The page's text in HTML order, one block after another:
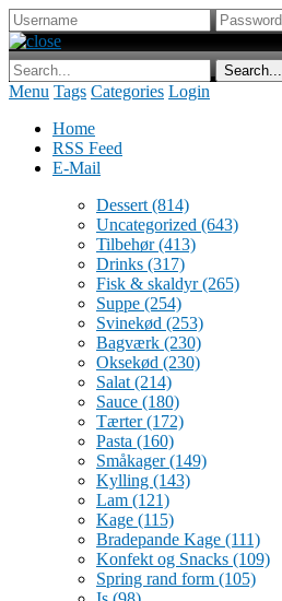
Menu Tags Categories Login
Home
RSS Feed
E-Mail
Dessert (814)
Uncategorized (643)
Tilbehør(413)
Drinks (317)
Fisk & skaldyr(265)
Suppe (254)
Svinekød (253)
Bagværk (230)
Oksekød (230)
Salat (214)
Sauce (180)
Tærter(172)
Pasta (160)
Småkager(149)
Kylling (143)
Lam (121)
Kage (115)
Bradepande Kage (111)
Konfekt og Snacks (109)
Spring rand form (105)